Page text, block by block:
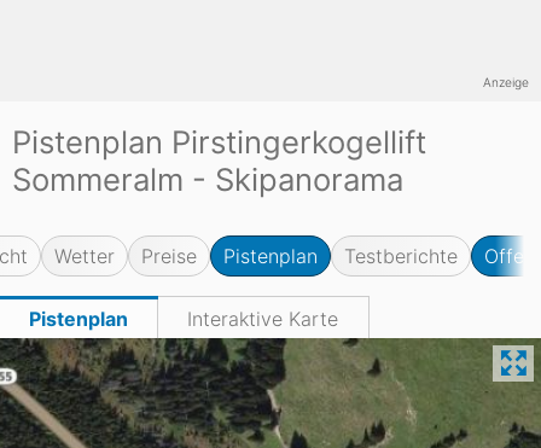
Pistenplan Pirstingerkogellift
Sommeralm - Skipanorama
Wetter Preise Pistenplan Testberichte
Pistenplan Interaktive Karte
Anzeige